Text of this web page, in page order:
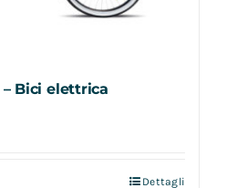
Bici elettrica
Dettagli